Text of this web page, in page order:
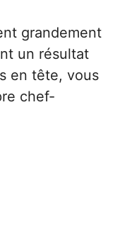
grandement
un résultat
en tête, vous
chef-